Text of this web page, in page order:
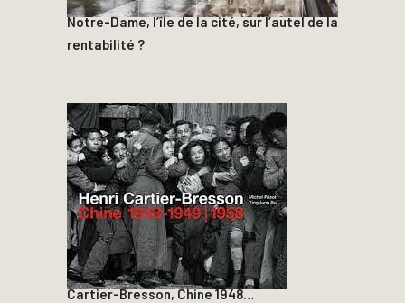
Notre-Dame, l’île de la cité, sur l’autel de la
rentabilité ?
Cartier-Bresson, Chine 1948…